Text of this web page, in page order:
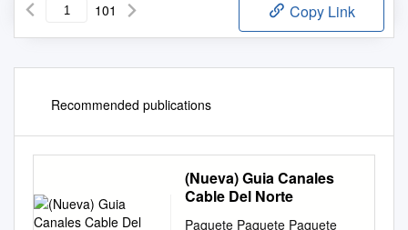
101 Copy Link
Recommended publications
(Nueva) Guia Canales
Cable Del Norte
Paquete Paquete Paquete